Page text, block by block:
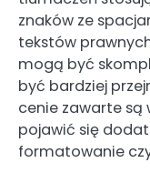
znaków ze
tekstów
mogą być
być bardziej
cenie zawarte są
pojawić się
formatowanie